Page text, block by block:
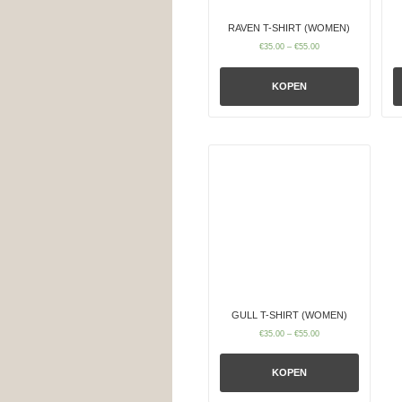
RAVEN T-SHIRT (WOMEN)
€35.00– €55.00
KOPEN
GULL T-SHIRT (WOMEN)
€35.00– €55.00
KOPEN